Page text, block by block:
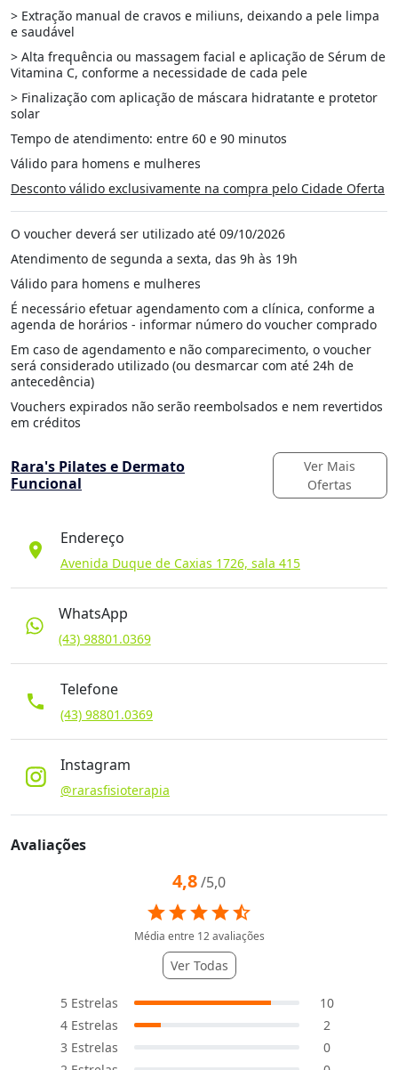
> Extração manual de cravos e miliuns, deixando a pele limpa
e saudável
> Alta frequência ou massagem facial e aplicação de Sérum de
Vitamina C, conforme a necessidade de cada pele
> Finalização com aplicação de máscara hidratante e protetor
solar
Tempo de atendimento: entre 60 e 90 minutos
Válido para homens e mulheres
Desconto válido exclusivamente na compra pelo Cidade Oferta
O voucher deverá ser utilizado até 09/10/2026
Atendimento de segunda a sexta, das 9h às 19h
Válido para homens e mulheres
É necessário efetuar agendamento com a clínica, conforme a
agenda de horários - informar número do voucher comprado
Em caso de agendamento e não comparecimento, o voucher
será considerado utilizado (ou desmarcar com até 24h de
antecedência)
Vouchers expirados não serão reembolsados e nem revertidos
em créditos
Rara's Pilates e Dermato
Funcional
Ver Mais
Ofertas
location_on
Endereço
Avenida Duque de Caxias 1726, sala 415
WhatsApp
(43) 98801.0369
phone
Telefone
(43) 98801.0369
Instagram
@rarasfisioterapia
Avaliações
4,8/5,0
starstarstarstarstar_half
Média entre 12avaliações
Ver Todas
5 Estrelas
10
4 Estrelas
2
3 Estrelas
0